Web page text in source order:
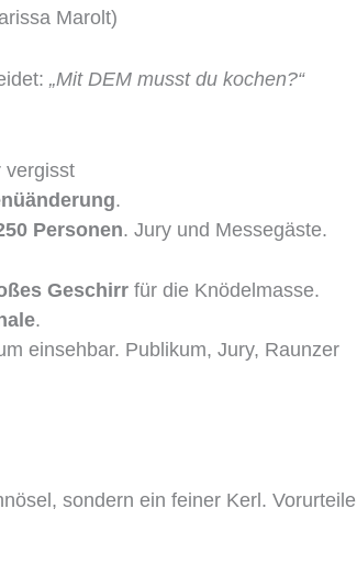
Marolt)
„Mit DEM musst du kochen?“
vergisst
.
Personen. Jury und Messegäste.
Geschirr für die Knödelmasse.
.
einsehbar. Publikum, Jury, Raunzer
sondern ein feiner Kerl. Vorurteile